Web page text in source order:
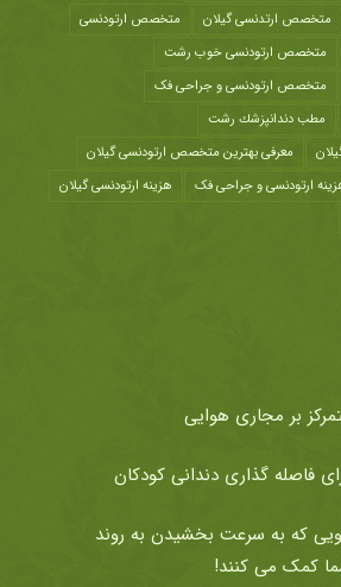
متخصص ارتدنسی گیلان
متخصص ارتودنسی
متخصص ارتودنسی خوب رشت
متخصص ارتودنسی و جراحی فک
مطب دندانپزشك رشت
معرفی بهترین متخصص ارتودنسی گیلان
ارتودنسی و جراحی فک
هزینه ارتودنسی گیلان
بر مجاری هوایی
فاصله گذاری دندانی کودکان
که به سرعت بخشیدن به روند
کمک می کنند!